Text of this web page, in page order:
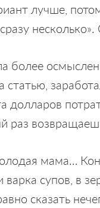
лучше,
более
долларов
раз
мама…
варка супов, в
сказать